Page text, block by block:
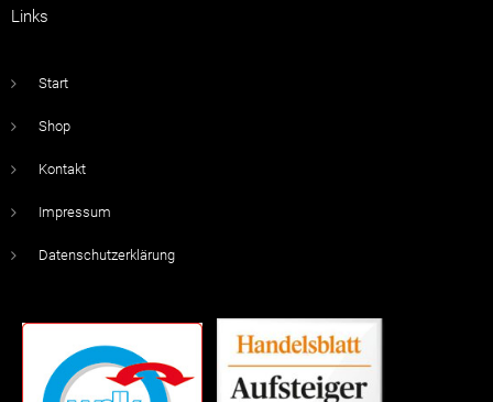
Links
Start
Shop
Kontakt
Impressum
Datenschutzerklärung